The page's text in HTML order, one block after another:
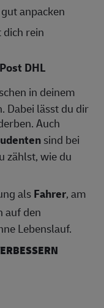
anpacken
dich rein
DHL
in deinem
Dabei lässt du dir
Auch
sind bei
zählst, wie du
alsFahrer, am
auf den
Lebenslauf.